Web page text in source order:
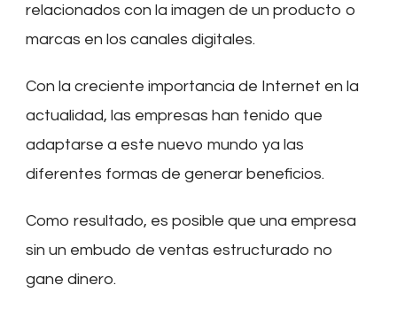
relacionados con la imagen de un producto o
marcas en los canales digitales.
Con la creciente importancia de Internet en la
actualidad, las empresas han tenido que
adaptarse a este nuevo mundo ya las
diferentes formas de generar beneficios.
Como resultado, es posible que una empresa
sin un embudo de ventas estructurado no
gane dinero.